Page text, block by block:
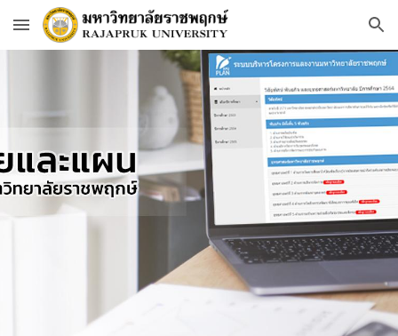
Skip to main content Skip to navigation